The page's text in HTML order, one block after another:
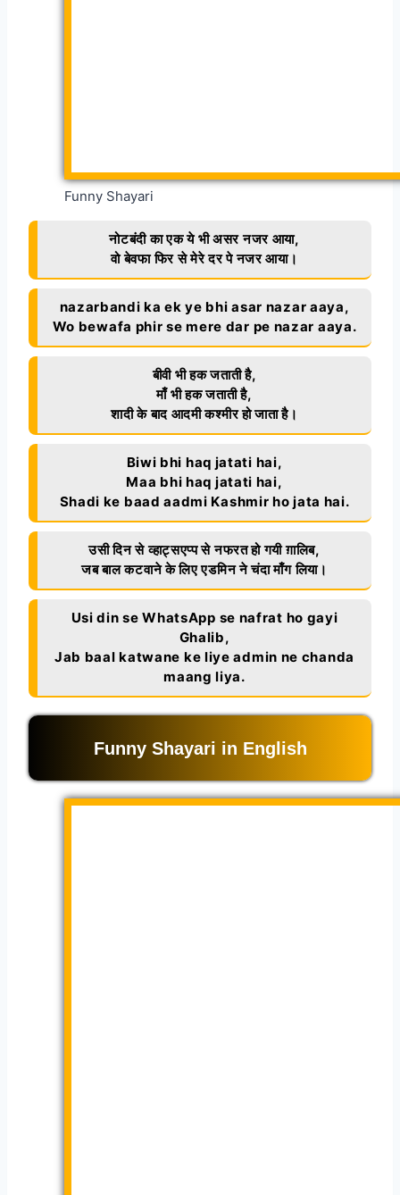
Funny Shayari
नोटबंदी का एक ये भी असर नजर आया,
वो बेवफा फिर से मेरे दर पे नजर आया।
nazarbandi ka ek ye bhi asar nazar aaya,
Wo bewafa phir se mere dar pe nazar aaya.
बीवी भी हक जताती है,
माँ भी हक जताती है,
शादी के बाद आदमी कश्मीर हो जाता है।
Biwi bhi haq jatati hai,
Maa bhi haq jatati hai,
Shadi ke baad aadmi Kashmir ho jata hai.
उसी दिन से व्हाट्सएप्प से नफरत हो गयी ग़ालिब,
जब बाल कटवाने के लिए एडमिन ने चंदा माँग लिया।
Usi din se WhatsApp se nafrat ho gayi
Ghalib,
Jab baal katwane ke liye admin ne chanda
maang liya.
Funny Shayari in English